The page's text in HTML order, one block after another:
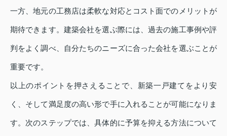
一方、地元の工務店は柔軟な対応とコスト面でのメリットが
期待できます。建築会社を選ぶ際には、過去の施工事例や評
判をよく調べ、自分たちのニーズに合った会社を選ぶことが
重要です。
以上のポイントを押さえることで、新築一戸建てをより安
く、そして満足度の高い形で手に入れることが可能になりま
す。次のステップでは、具体的に予算を抑える方法について